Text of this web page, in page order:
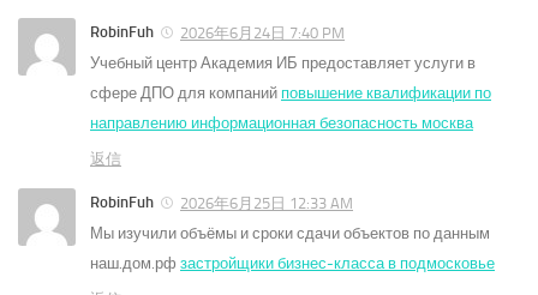
RobinFuh
2026年6月24日 7:40 PM
Учебный центр Академия ИБ предоставляет услуги в
сфере ДПО для компаний повышение квалификации по
направлению информационная безопасность москва
返信
RobinFuh
2026年6月25日 12:33 AM
Мы изучили объёмы и сроки сдачи объектов по данным
наш.дом.рф застройщики бизнес-класса в подмосковье